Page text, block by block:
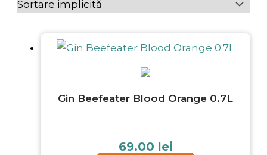
Gin Beefeater Blood Orange 0.7L
69.00 lei